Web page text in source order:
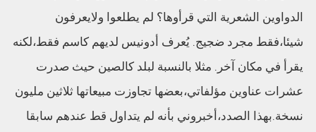
الدواوين الشعرية التي قرأوها؟ لم يطلعوا ولايعرفون
شيئا،فقط مجرد ضجيج. يُعرف أدونيس لديهم كاسم فقط،لكنه
يقرأ في مكان آخر. مثلا بالنسبة لبلد كالصين حيث صدرت
عشرات عناوين مؤلفاتي،بعضها تجاوزت مبيعاتها ثلاثين مليون
نسخة.بهذا الصدد،أخبروني بأنه لم يتداول قط عندهم سابقا